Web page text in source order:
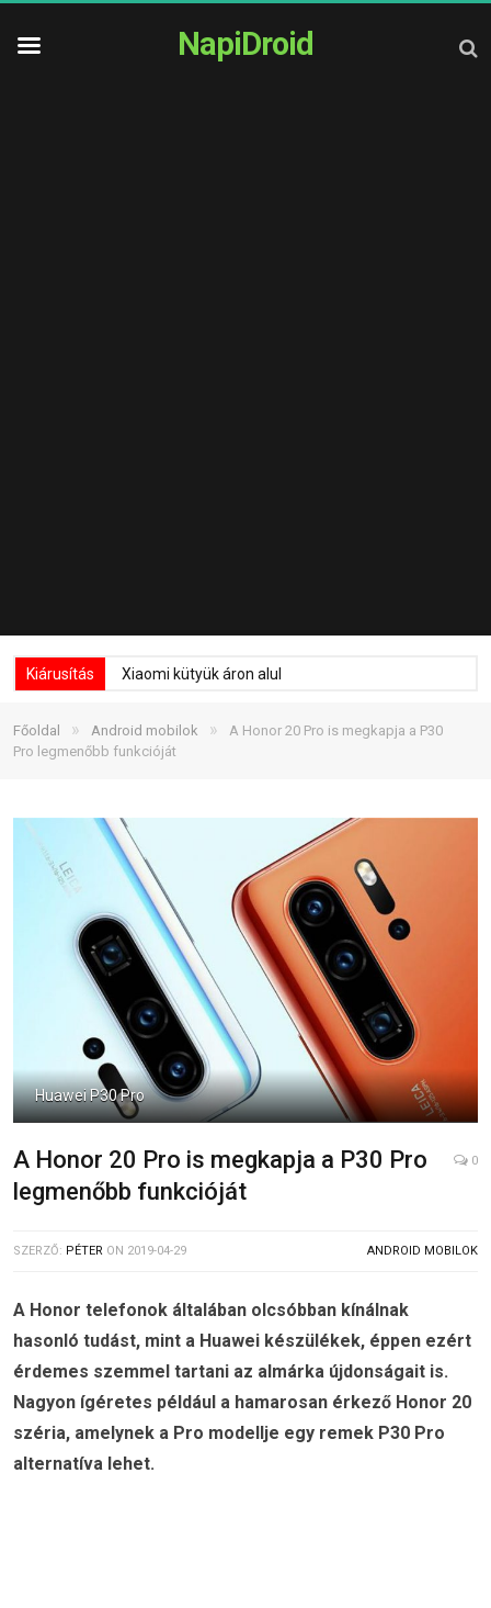
NapiDroid
Kiárusítás Xiaomi kütyük áron alul
Főoldal » Android mobilok »
A Honor 20 Pro is megkapja a P30
Pro legmenőbb funkcióját
Huawei P30 Pro
A Honor 20 Pro is megkapja a P30 Pro
legmenőbb funkcióját
0
SZERZŐ: PÉTER ON 2019-04-29 ANDROID MOBILOK
A Honor telefonok általában olcsóbban kínálnak
hasonló tudást, mint a Huawei készülékek, éppen ezért
érdemes szemmel tartani az almárka újdonságait is.
Nagyon ígéretes például a hamarosan érkező Honor 20
széria, amelynek a Pro modellje egy remek P30 Pro
alternatíva lehet.